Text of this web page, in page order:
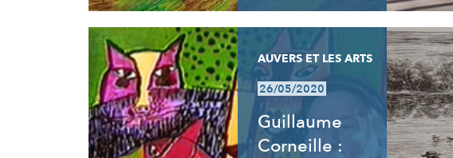
AUVERS ET LES ARTS
26/05/2020
Guillaume
Corneille :